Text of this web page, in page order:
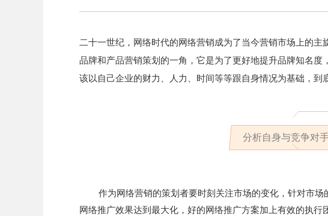
二十一世纪，网络时代的网络营销成为了当今营销市场上的
品牌和产品营销策划的一角，它是为了更好地提升品牌知名
该以自己企业的财力、人力、时间等等跟自身情况为基础，到
分析自身与竞争对
作为网络营销的策划者要时刻关注市场的变化，针对市
网络推广效果达到最大化，好的网络推广方案加上有效的执行